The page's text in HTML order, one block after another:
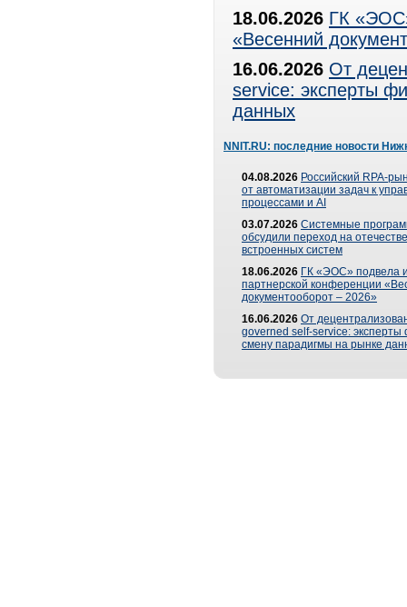
18.06.2026 ГК
«Весенний
16.06.2026 От
service: эксперты
данных
NNIT.RU: последние новости
04.08.2026 Российский RPA-
от автоматизации задач к
процессами и AI
03.07.2026 Системные
обсудили переход на
встроенных систем
18.06.2026 ГК «ЭОС» подвела
партнерской конференции
документооборот – 2026»
16.06.2026 От
governed self-service: эксперты
смену парадигмы на рынке